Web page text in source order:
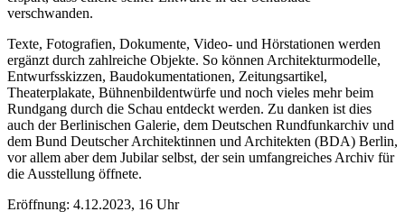
verschwanden.
Texte, Fotografien, Dokumente, Video- und Hörstationen werden
ergänzt durch zahlreiche Objekte. So können Architekturmodelle,
Entwurfsskizzen, Baudokumentationen, Zeitungsartikel,
Theaterplakate, Bühnenbildentwürfe und noch vieles mehr beim
Rundgang durch die Schau entdeckt werden. Zu danken ist dies
auch der Berlinischen Galerie, dem Deutschen Rundfunkarchiv und
dem Bund Deutscher Architektinnen und Architekten (BDA) Berlin,
vor allem aber dem Jubilar selbst, der sein umfangreiches Archiv für
die Ausstellung öffnete.
Eröffnung: 4.12.2023, 16 Uhr